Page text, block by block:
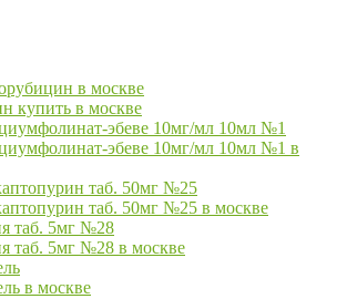
в москве
купить в москве
эбеве 10мг/мл 10мл №1
эбеве 10мг/мл 10мл №1 в
таб. 50мг №25
таб. 50мг №25 в москве
таб. 5мг №28
таб. 5мг №28 в москве
в москве